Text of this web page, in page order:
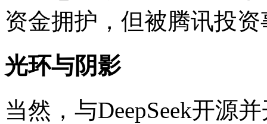
资金拥护，但被腾讯投
光环与阴影
当然，与DeepSeek开源